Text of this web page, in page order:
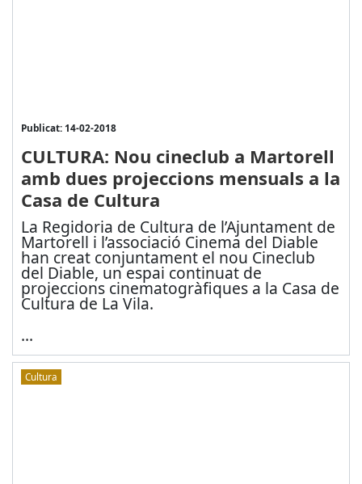
Publicat: 14-02-2018
CULTURA: Nou cineclub a Martorell
amb dues projeccions mensuals a la
Casa de Cultura
La Regidoria de Cultura de l’Ajuntament de
Martorell i l’associació Cinema del Diable
han creat conjuntament el nou Cineclub
del Diable, un espai continuat de
projeccions cinematogràfiques a la Casa de
Cultura de La Vila.
...
Cultura